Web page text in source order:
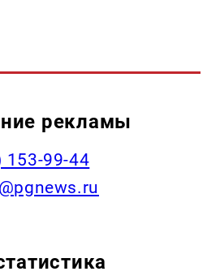
рекламы
153-99-44